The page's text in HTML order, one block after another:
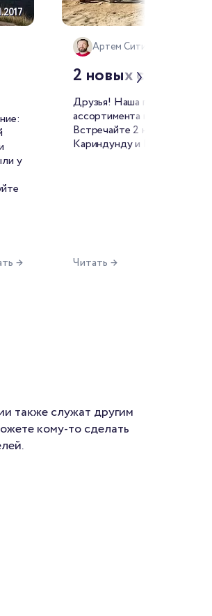
у
→
Артем Ситин
2 новых сорта из
Друзья! Наша программа
ассортимента кофе
Встречайте 2 новых сорта:
Кариндунду и Конго Бор-дю-
Читать →
также служат другим
кому-то сделать